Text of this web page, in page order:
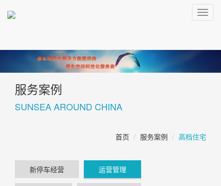
服务案例
SUNSEA AROUND CHINA
首页 服务案例 高档住宅
新停车经营 运营管理